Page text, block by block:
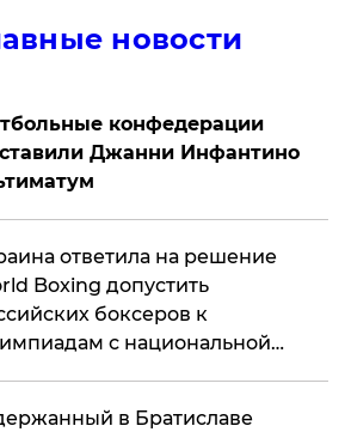
новости
конфедерации
Джанни Инфантино
ответила на решение
Boxing допустить
боксеров к
с национальной
в Братиславе